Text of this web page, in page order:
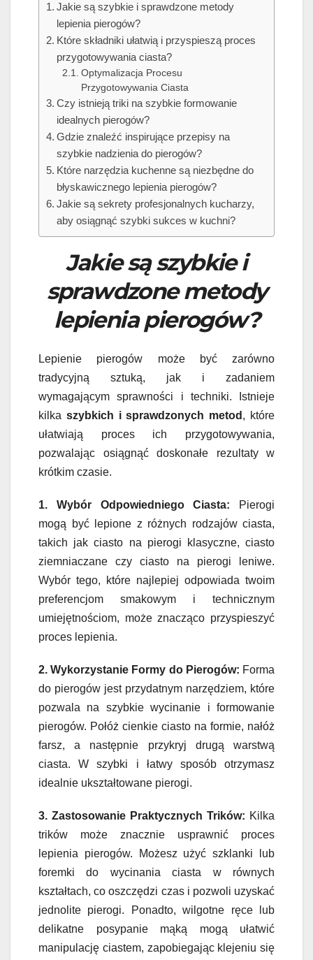
Jakie są szybkie i sprawdzone metody
lepienia pierogów?
Które składniki ułatwią i przyspieszą proces
przygotowywania ciasta?
Optymalizacja Procesu
Przygotowywania Ciasta
Czy istnieją triki na szybkie formowanie
idealnych pierogów?
Gdzie znaleźć inspirujące przepisy na
szybkie nadzienia do pierogów?
Które narzędzia kuchenne są niezbędne do
błyskawicznego lepienia pierogów?
Jakie są sekrety profesjonalnych kucharzy,
aby osiągnąć szybki sukces w kuchni?
Jakie są szybkie i
sprawdzone metody
lepienia pierogów?
Lepienie pierogów może być zarówno
tradycyjną sztuką, jak i zadaniem
wymagającym sprawności i techniki. Istnieje
kilka szybkich i sprawdzonych metod , które
ułatwiają proces ich przygotowywania,
pozwalając osiągnąć doskonałe rezultaty w
krótkim czasie.
1. Wybór Odpowiedniego Ciasta: Pierogi
mogą być lepione z różnych rodzajów ciasta,
takich jak ciasto na pierogi klasyczne, ciasto
ziemniaczane czy ciasto na pierogi leniwe.
Wybór tego, które najlepiej odpowiada twoim
preferencjom smakowym i technicznym
umiejętnościom, może znacząco przyspieszyć
proces lepienia.
2. Wykorzystanie Formy do Pierogów: Forma
do pierogów jest przydatnym narzędziem, które
pozwala na szybkie wycinanie i formowanie
pierogów. Połóż cienkie ciasto na formie, nałóż
farsz, a następnie przykryj drugą warstwą
ciasta. W szybki i łatwy sposób otrzymasz
idealnie ukształtowane pierogi.
3. Zastosowanie Praktycznych Trików: Kilka
trików może znacznie usprawnić proces
lepienia pierogów. Możesz użyć szklanki lub
foremki do wycinania ciasta w równych
kształtach, co oszczędzi czas i pozwoli uzyskać
jednolite pierogi. Ponadto, wilgotne ręce lub
delikatne posypanie mąką mogą ułatwić
manipulację ciastem, zapobiegając klejeniu się